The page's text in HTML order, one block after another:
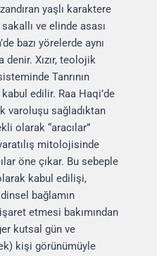
yaşlı karaktere
ve elinde asası
bazı yörelerde aynı
denir. Xızır, teolojik
Tanrının
edilir. Raa Haqi’de
varoluşu sağladıktan
olarak “aracılar”
mitolojisinde
öne çıkar. Bu sebeple
kabul edilişi,
bağlamın
etmesi bakımından
kutsal gün ve
kişi görünümüyle